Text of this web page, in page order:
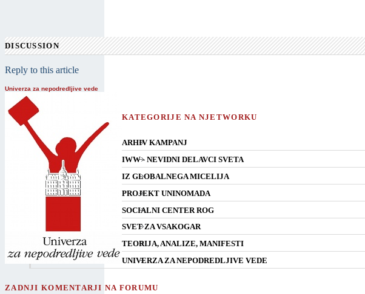
DISCUSSION
Reply to this article
Univerza za nepodredljive vede
KATEGORIJE NA NJETWORKU
ARHIV KAMPANJ
IWW - NEVIDNI DELAVCI SVETA
IZ GLOBALNEGA MICELIJA
PROJEKT UNINOMADA
SOCIALNI CENTER ROG
SVET ZA VSAKOGAR
TEORIJA, ANALIZE, MANIFESTI
UNIVERZA ZA NEPODREDLJIVE VEDE
ZADNJI KOMENTARJI NA FORUMU